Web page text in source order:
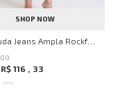
SHOP NOW
Bermuda Jeans Ampla Rockford John John Feminina
00
R$ 116 , 33